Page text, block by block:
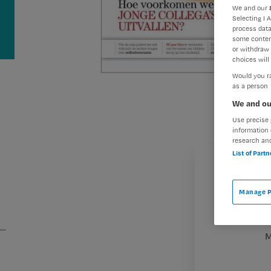
…
We and our
Selecting I
process
some
or withdraw
choices will
Would you
as a person
We and
Use
information
research
List of
Manage